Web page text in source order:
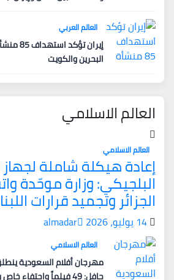
العالم العربي
إيران
البحرين والكويت
العالم الاسلامي
العالم الاسلامي
إعادة هيكلة شاملة
البلجيكي: وزارة موحّدة
الجزائر وتجميد قرارات
14 يوليو، 2026 almadar
العالم الاسلامي
مهرجان أفلام السعودية
حافل: 49 فيلماً